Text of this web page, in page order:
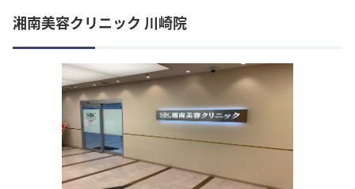
湘南美容クリニック 川崎院